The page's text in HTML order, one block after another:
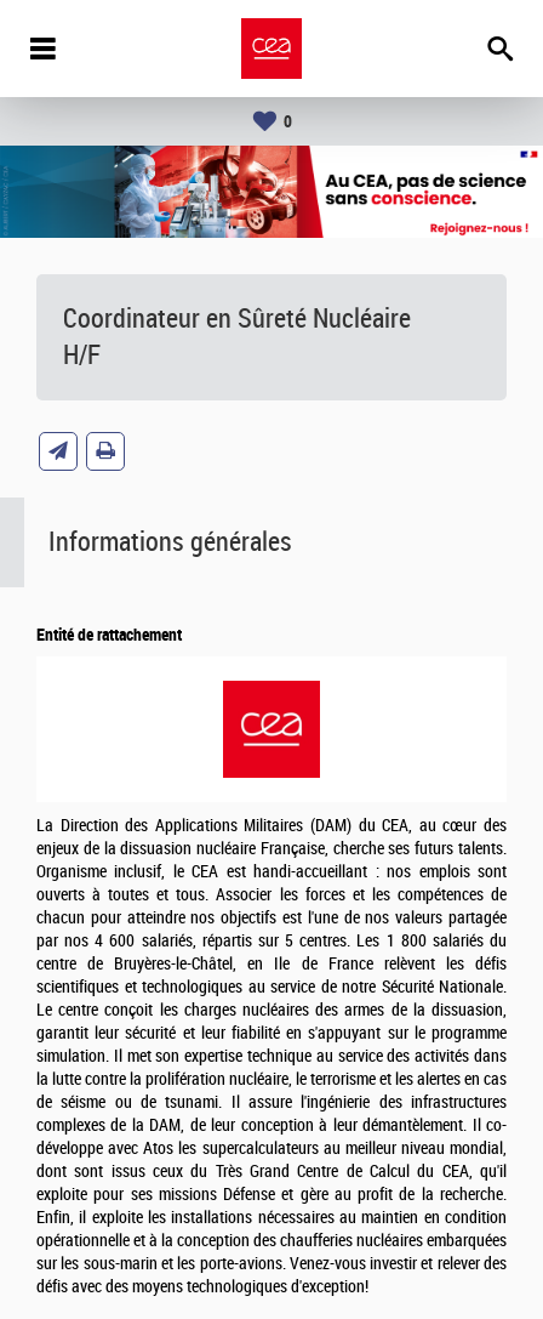
0
Coordinateur en Sûreté Nucléaire
H/F
Informations générales
Entité de rattachement
La Direction des Applications Militaires (DAM) du CEA, au cœur des
enjeux de la dissuasion nucléaire Française, cherche ses futurs talents.
Organisme inclusif, le CEA est handi-accueillant : nos emplois sont
ouverts à toutes et tous. Associer les forces et les compétences de
chacun pour atteindre nos objectifs est l'une de nos valeurs partagée
par nos 4 600 salariés, répartis sur 5 centres. Les 1 800 salariés du
centre de Bruyères-le-Châtel, en Ile de France relèvent les défis
scientifiques et technologiques au service de notre Sécurité Nationale.
Le centre conçoit les charges nucléaires des armes de la dissuasion,
garantit leur sécurité et leur fiabilité en s'appuyant sur le programme
simulation. Il met son expertise technique au service des activités dans
la lutte contre la prolifération nucléaire, le terrorisme et les alertes en cas
de séisme ou de tsunami. Il assure l'ingénierie des infrastructures
complexes de la DAM, de leur conception à leur démantèlement. Il co-
développe avec Atos les supercalculateurs au meilleur niveau mondial,
dont sont issus ceux du Très Grand Centre de Calcul du CEA, qu'il
exploite pour ses missions Défense et gère au profit de la recherche.
Enfin, il exploite les installations nécessaires au maintien en condition
opérationnelle et à la conception des chaufferies nucléaires embarquées
sur les sous-marin et les porte-avions. Venez-vous investir et relever des
défis avec des moyens technologiques d'exception!